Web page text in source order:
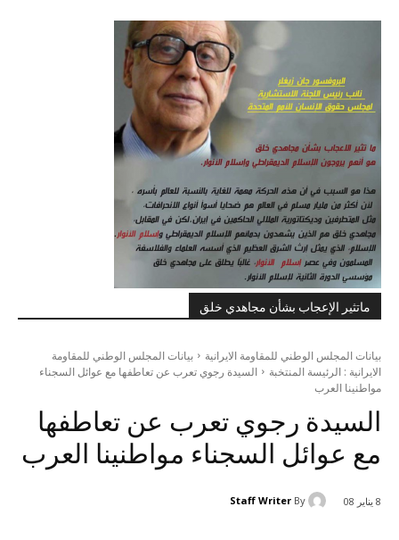
ماتثير الإعجاب بشأن مجاهدي خلق
بيانات المجلس الوطني للمقاومة الايرانية
بيانات المجلس الوطني للمقاومة
الايرانية : الرئيسة المنتخبة
السيدة رجوي تعرب عن تعاطفها مع عوائل السجناء
مواطنينا العرب
السيدة رجوي تعرب عن تعاطفها
مع عوائل السجناء مواطنينا العرب
8 يناير 08 By
Staff Writer